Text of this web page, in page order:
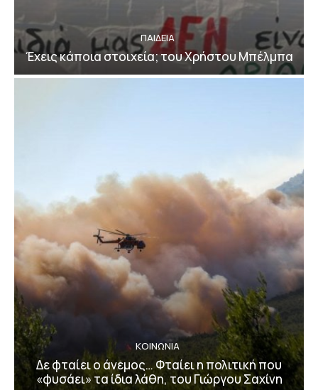
ΠΑΙΔΕΙΑ
Έχεις κάποια στοιχεία; του Χρήστου Μπέλμπα
ΚΟΙΝΩΝΙΑ
Δε φταίει ο άνεμος… Φταίει η πολιτική που
«φυσάει» τα ίδια λάθη, του Γιώργου Σαχίνη